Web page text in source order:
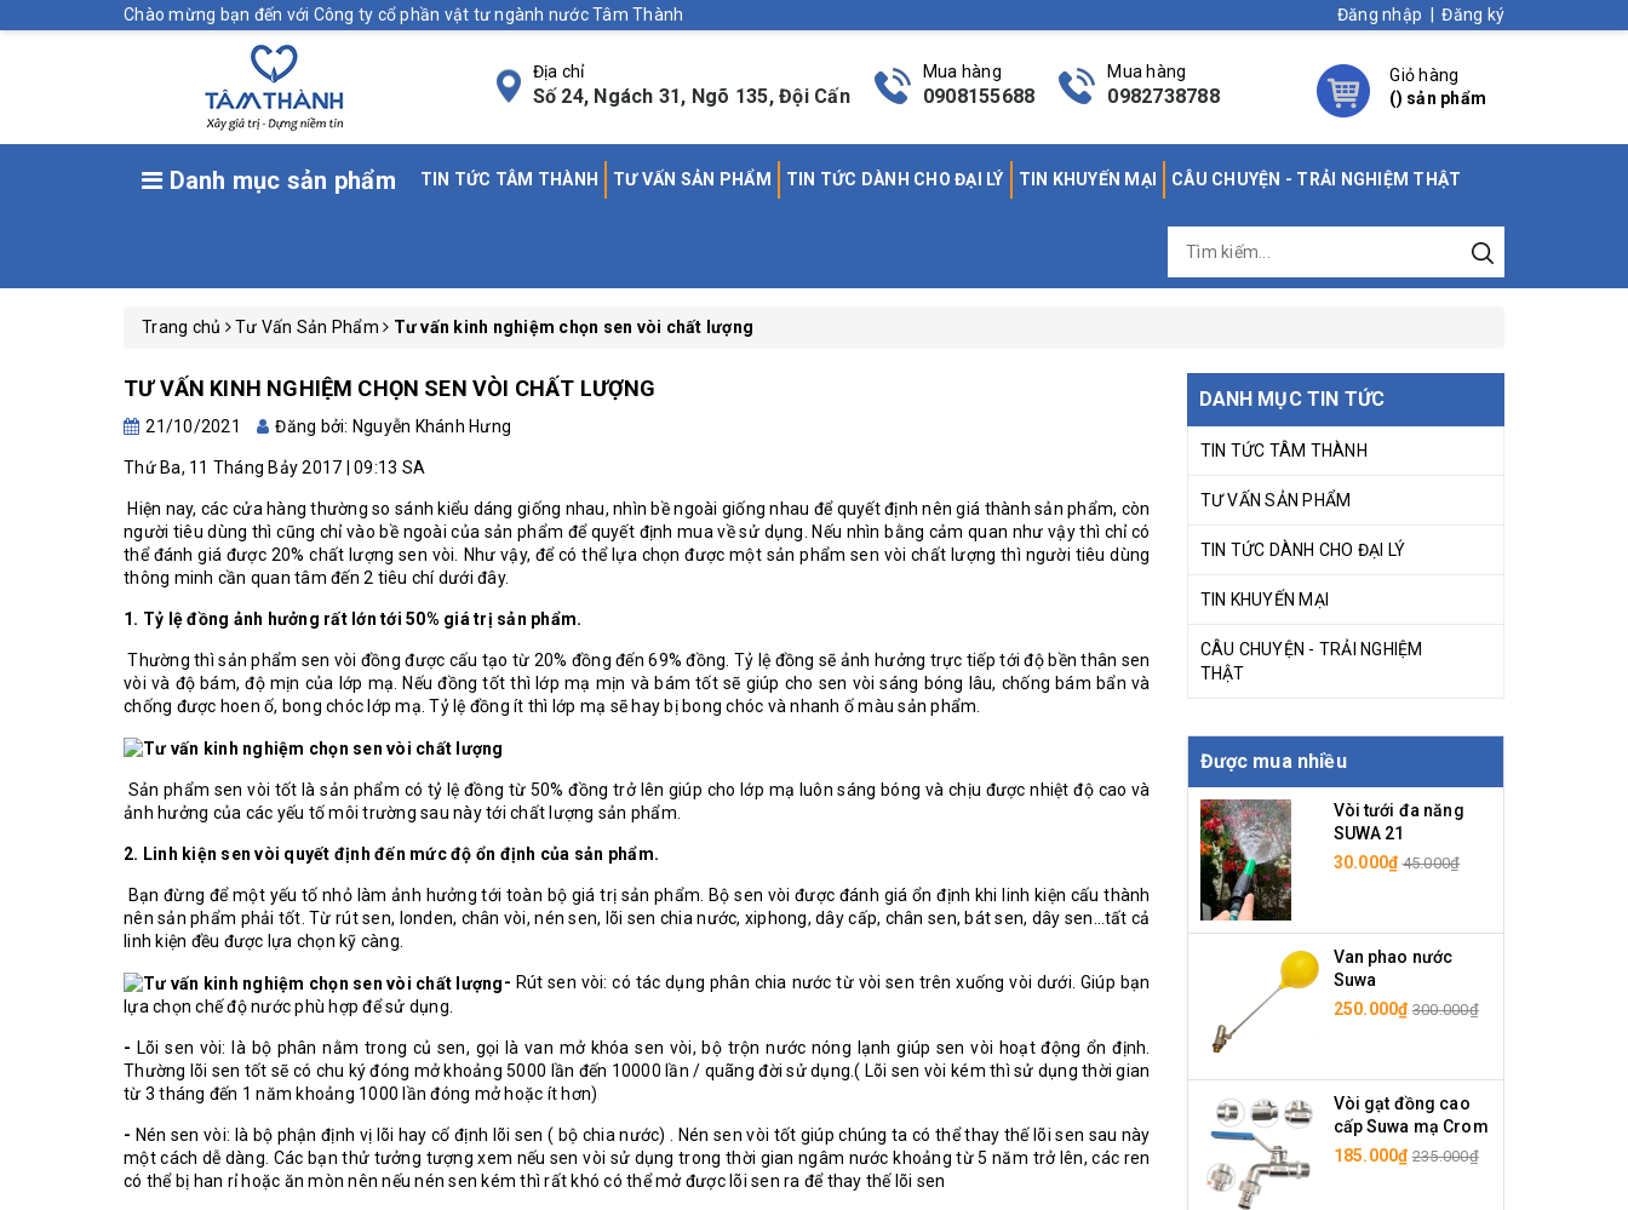
Chào mừng bạn đến với Công ty cổ phần vật tư ngành nước Tâm Thành Đăng nhập Đăng ký
Địa chỉ
Số 24, Ngách 31, Ngõ 135, Đội Cấn
Mua hàng
0908155688
Mua hàng
0982738788
Giỏ hàng
() sản phẩm
Danh mục sản phẩm TIN TỨC TÂM THÀNH TƯ VẤN SẢN PHẨM TIN TỨC DÀNH CHO ĐẠI LÝ TIN KHUYẾN MẠI CÂU CHUYỆN - TRẢI NGHIỆM THẬT
Trang chủ Tư Vấn Sản Phẩm Tư vấn kinh nghiệm chọn sen vòi chất lượng
TƯ VẤN KINH NGHIỆM CHỌN SEN VÒI CHẤT LƯỢNG
21/10/2021 Đăng bởi: Nguyễn Khánh Hưng
Thứ Ba, 11 Tháng Bảy 2017 | 09:13 SA
Hiện nay, các cửa hàng thường so sánh kiểu dáng giống nhau, nhìn bề ngoài giống nhau để quyết định nên giá thành sản phẩm, còn
người tiêu dùng thì cũng chỉ vào bề ngoài của sản phẩm để quyết định mua về sử dụng. Nếu nhìn bằng cảm quan như vậy thì chỉ có
thể đánh giá được 20% chất lượng sen vòi. Như vậy, để có thể lựa chọn được một sản phẩm sen vòi chất lượng thì người tiêu dùng
thông minh cần quan tâm đến 2 tiêu chí dưới đây.
1. Tỷ lệ đồng ảnh hưởng rất lớn tới 50% giá trị sản phẩm.
Thường thì sản phẩm sen vòi đồng được cấu tạo từ 20% đồng đến 69% đồng. Tỷ lệ đồng sẽ ảnh hưởng trực tiếp tới độ bền thân sen
vòi và độ bám, độ mịn của lớp mạ. Nếu đồng tốt thì lớp mạ mịn và bám tốt sẽ giúp cho sen vòi sáng bóng lâu, chống bám bẩn và
chống được hoen ố, bong chóc lớp mạ. Tỷ lệ đồng ít thì lớp mạ sẽ hay bị bong chóc và nhanh ố màu sản phẩm.
Sản phẩm sen vòi tốt là sản phẩm có tỷ lệ đồng từ 50% đồng trở lên giúp cho lớp mạ luôn sáng bóng và chịu được nhiệt độ cao và
ảnh hưởng của các yếu tố môi trường sau này tới chất lượng sản phẩm.
2. Linh kiện sen vòi quyết định đến mức độ ổn định của sản phẩm.
Bạn đừng để một yếu tố nhỏ làm ảnh hưởng tới toàn bộ giá trị sản phẩm. Bộ sen vòi được đánh giá ổn định khi linh kiện cấu thành
nên sản phẩm phải tốt. Từ rút sen, londen, chân vòi, nén sen, lõi sen chia nước, xiphong, dây cấp, chân sen, bát sen, dây sen…tất cả
linh kiện đều được lựa chọn kỹ càng.
- Rút sen vòi: có tác dụng phân chia nước từ vòi sen trên xuống vòi dưới. Giúp bạn
lựa chọn chế độ nước phù hợp để sử dụng.
- Lõi sen vòi: là bộ phân nằm trong củ sen, gọi là van mở khóa sen vòi, bộ trộn nước nóng lạnh giúp sen vòi hoạt động ổn định.
Thường lõi sen tốt sẽ có chu ký đóng mở khoảng 5000 lần đến 10000 lần / quãng đời sử dụng.( Lõi sen vòi kém thì sử dụng thời gian
từ 3 tháng đến 1 năm khoảng 1000 lần đóng mở hoặc ít hơn)
- Nén sen vòi: là bộ phận định vị lõi hay cố định lõi sen ( bộ chia nước) . Nén sen vòi tốt giúp chúng ta có thể thay thế lõi sen sau này
một cách dễ dàng. Các bạn thử tưởng tượng xem nếu sen vòi sử dụng trong thời gian ngâm nước khoảng từ 5 năm trở lên, các ren
có thể bị han rỉ hoặc ăn mòn nên nếu nén sen kém thì rất khó có thể mở được lõi sen ra để thay thế lõi sen
DANH MỤC TIN TỨC
TIN TỨC TÂM THÀNH
TƯ VẤN SẢN PHẨM
TIN TỨC DÀNH CHO ĐẠI LÝ
TIN KHUYẾN MẠI
CÂU CHUYỆN - TRẢI NGHIỆM
THẬT
Được mua nhiều
Vòi tưới đa năng
SUWA 21
30.000₫ 45.000₫
Van phao nước
Suwa
250.000₫ 300.000₫
Vòi gạt đồng cao
cấp Suwa mạ Crom
185.000₫ 235.000₫